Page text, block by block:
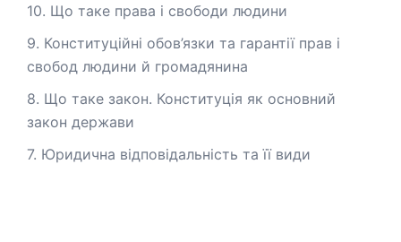
10. Що таке права і свободи людини
9. Конституційні обов’язки та гарантії прав і
свобод людини й громадянина
8. Що таке закон. Конституція як основний
закон держави
7. Юридична відповідальність та її види